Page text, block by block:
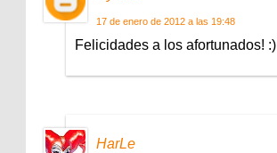
17 de enero de 2012 a las 19:48
Felicidades a los afortunados! :)
HarLe